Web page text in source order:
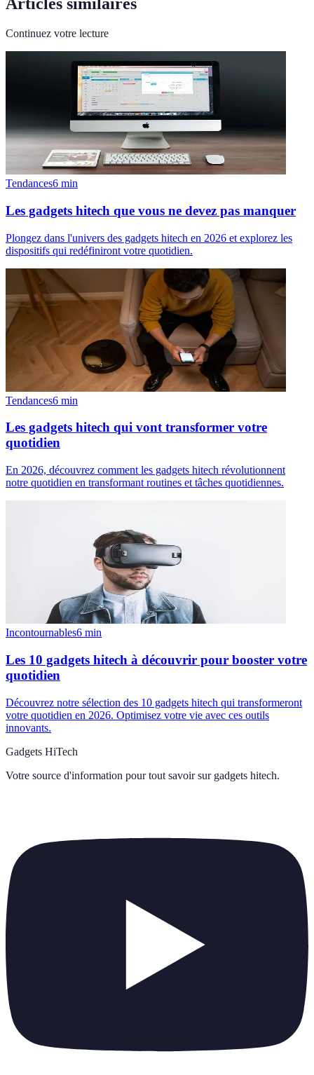
Articles similaires
Continuez votre lecture
Tendances6 min
Les gadgets hitech que vous ne devez pas manquer
Plongez dans l'univers des gadgets hitech en 2026 et explorez les
dispositifs qui redéfiniront votre quotidien.
Tendances6 min
Les gadgets hitech qui vont transformer votre
quotidien
En 2026, découvrez comment les gadgets hitech révolutionnent
notre quotidien en transformant routines et tâches quotidiennes.
Incontournables6 min
Les 10 gadgets hitech à découvrir pour booster votre
quotidien
Découvrez notre sélection des 10 gadgets hitech qui transformeront
votre quotidien en 2026. Optimisez votre vie avec ces outils
innovants.
Gadgets HiTech
Votre source d'information pour tout savoir sur gadgets hitech.